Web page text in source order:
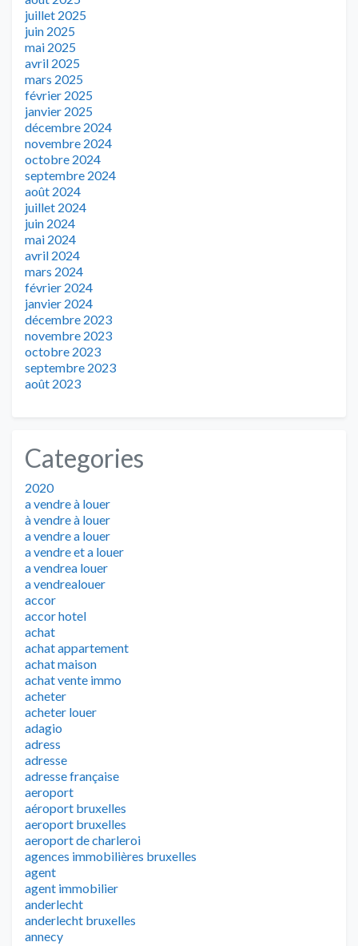
juillet 2025
juin 2025
mai 2025
avril 2025
mars 2025
février 2025
janvier 2025
décembre 2024
novembre 2024
octobre 2024
septembre 2024
août 2024
juillet 2024
juin 2024
mai 2024
avril 2024
mars 2024
février 2024
janvier 2024
décembre 2023
novembre 2023
octobre 2023
septembre 2023
août 2023
Categories
2020
a vendre à louer
à vendre à louer
a vendre a louer
a vendre et a louer
a vendrea louer
a vendrealouer
accor
accor hotel
achat
achat appartement
achat maison
achat vente immo
acheter
acheter louer
adagio
adress
adresse
adresse française
aeroport
aéroport bruxelles
aeroport bruxelles
aeroport de charleroi
agences immobilières bruxelles
agent
agent immobilier
anderlecht
anderlecht bruxelles
annecy